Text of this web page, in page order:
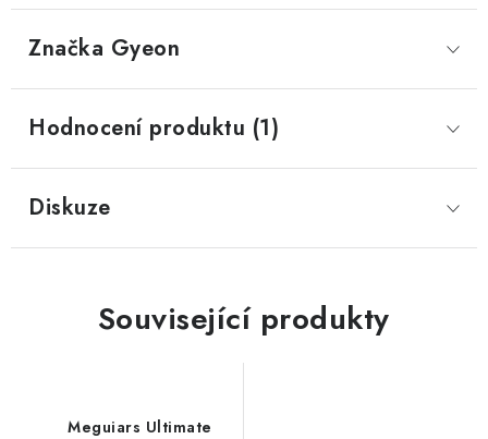
Značka Gyeon
Hodnocení produktu (1)
Diskuze
Související produkty
Meguiars Ultimate